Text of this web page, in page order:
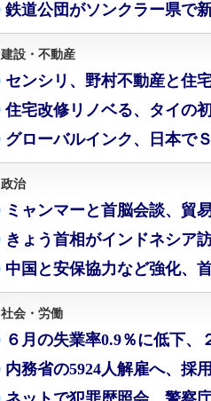
鉄道公団がソンクラー県で
建設・不動産
センシリ、野村不動産と住
住宅改修リノベる、タイの
グローバルインク、日本で
政治
ミャンマーと首脳会談、貿
きょう首相がインドネシア
中国と安保協力など強化、
社会・労働
６月の失業率0.9％に低下、
内務省の5924人解雇へ、採